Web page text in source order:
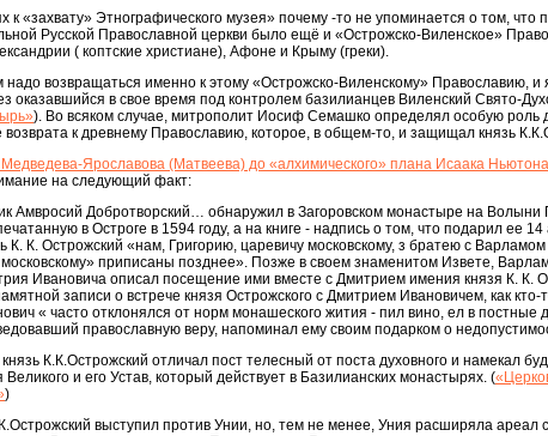
к «захвату» Этнографического музея» почему -то не упоминается о том, что
Русской Православной церкви было ещё и «Острожско-Виленское»
( коптские христиане), Афоне и Крыму (греки).
надо возвращаться именно к этому «Острожско-Виленскому» Православию, и
оказавшийся в свое время под контролем базилианцев Виленский Свято-
). Во всяком случае, митрополит Иосиф Семашко определял особую роль
к древнему Православию, которое, в общем-то, и защищал князь
Ярославова (Матвеева) до «алхимического» плана Исаака
на следующий факт:
Амвросий Добротворский… обнаружил в Загоровском монастыре на Волыни
в Остроге в 1594 году, а на книге - надпись о том, что подарил ее 14
К. К. Острожский «нам, Григорию, царевичу московскому, з братею с
приписаны позднее». Позже в своем знаменитом Извете,
Ивановича описал посещение ими вместе с Дмитрием имения князя К. К.
записи о встрече князя Острожского с Дмитрием Ивановичем, как
« часто отклонялся от норм монашеского жития - пил вино, ел в постные
православную веру, напоминал ему своим подарком о
К.К.Острожский отличал пост телесный от поста духовного и намекал
и его Устав, который действует в Базилианских монастырях. (
)
выступил против Унии, но, тем не менее, Уния расширяла ареал